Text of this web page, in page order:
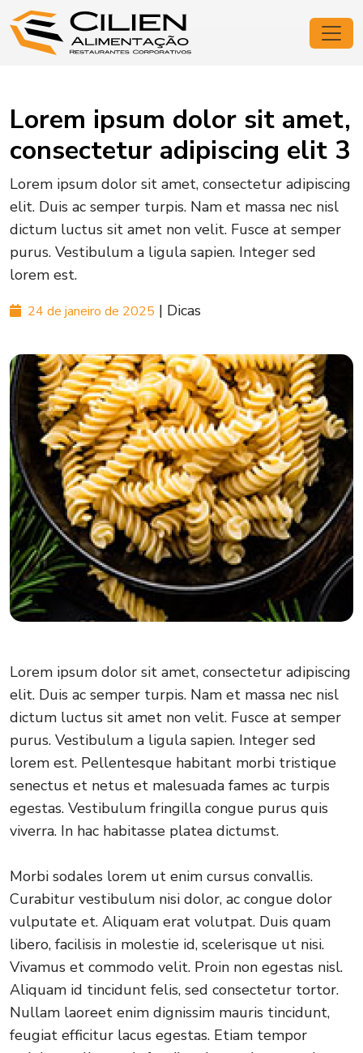
Lorem ipsum dolor sit amet,
consectetur adipiscing elit 3
Lorem ipsum dolor sit amet, consectetur adipiscing
elit. Duis ac semper turpis. Nam et massa nec nisl
dictum luctus sit amet non velit. Fusce at semper
purus. Vestibulum a ligula sapien. Integer sed
lorem est.
24 de janeiro de 2025 | Dicas
Lorem ipsum dolor sit amet, consectetur adipiscing
elit. Duis ac semper turpis. Nam et massa nec nisl
dictum luctus sit amet non velit. Fusce at semper
purus. Vestibulum a ligula sapien. Integer sed
lorem est. Pellentesque habitant morbi tristique
senectus et netus et malesuada fames ac turpis
egestas. Vestibulum fringilla congue purus quis
viverra. In hac habitasse platea dictumst.
Morbi sodales lorem ut enim cursus convallis.
Curabitur vestibulum nisi dolor, ac congue dolor
vulputate et. Aliquam erat volutpat. Duis quam
libero, facilisis in molestie id, scelerisque ut nisi.
Vivamus et commodo velit. Proin non egestas nisl.
Aliquam id tincidunt felis, sed consectetur tortor.
Nullam laoreet enim dignissim mauris tincidunt,
feugiat efficitur lacus egestas. Etiam tempor